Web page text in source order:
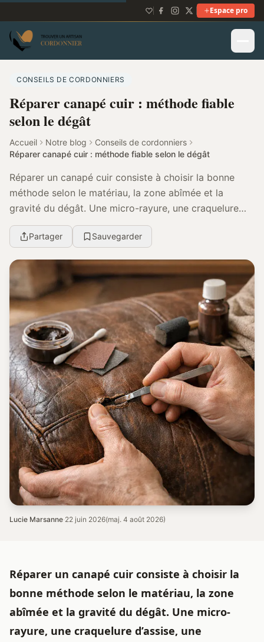
Espace pro
CONSEILS DE CORDONNIERS
Réparer canapé cuir : méthode fiable
selon le dégât
Accueil Notre blog
Conseils de cordonniers
Réparer canapé cuir : méthode fiable selon le dégât
Réparer un canapé cuir consiste à choisir la bonne
méthode selon le matériau, la zone abîmée et la
gravité du dégât. Une micro-rayure, une craquelure
d’assise, une déchirure ou un simili qui s’effrite...
Partager Sauvegarder
Lucie Marsanne·22 juin 2026(maj. 4 août 2026)
Réparer un canapé cuir consiste à choisir la
bonne méthode selon le matériau, la zone
abîmée et la gravité du dégât. Une micro-
rayure, une craquelure d’assise, une